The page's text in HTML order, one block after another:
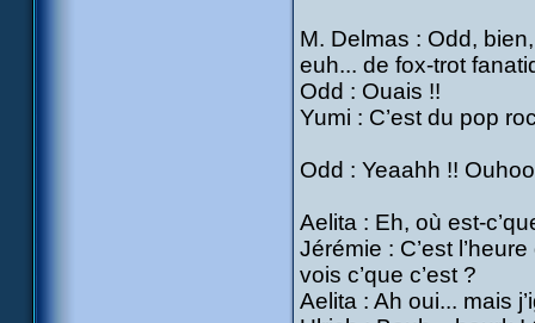
M. Delmas : Odd,
euh... de fox-trot
Odd : Ouais !!
Yumi : C’est du pop
Odd : Yeaahh !!
Aelita : Eh, où est-
Jérémie : C’est
vois c’que c’est ?
Aelita : Ah oui... mais